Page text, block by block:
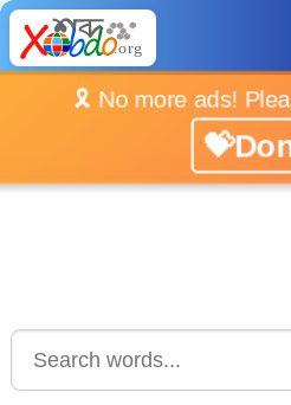
🎗️ No more ads!